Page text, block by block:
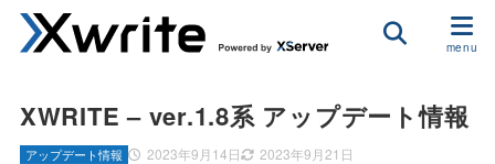
XWRITE – ver.1.8系 アップデート情報
2023年9月14日 2023年9月21日
アップデート情報